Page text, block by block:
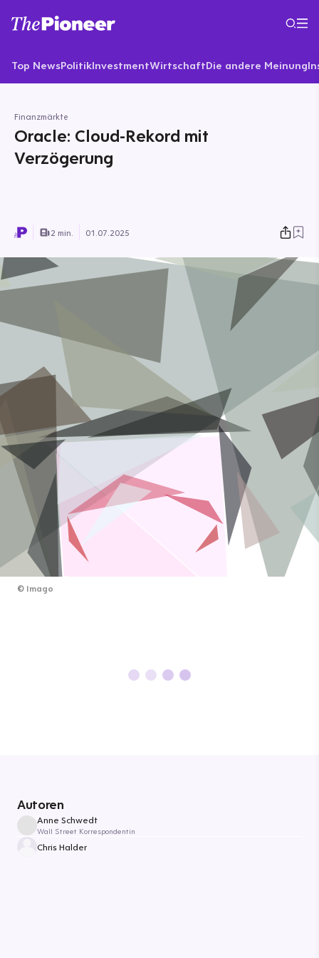
Top NewsPolitikInvestmentWirtschaftDie andere Meinung
Finanzmärkte
Oracle: Cloud-Rekord mit
Verzögerung
2 min. 01.07.2025
© Imago
Autoren
Anne Schwedt
Wall Street Korrespondentin
Chris Halder